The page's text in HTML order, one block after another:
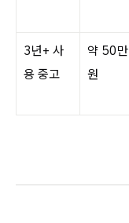
3년+ 사
용 중고
약 50만
원